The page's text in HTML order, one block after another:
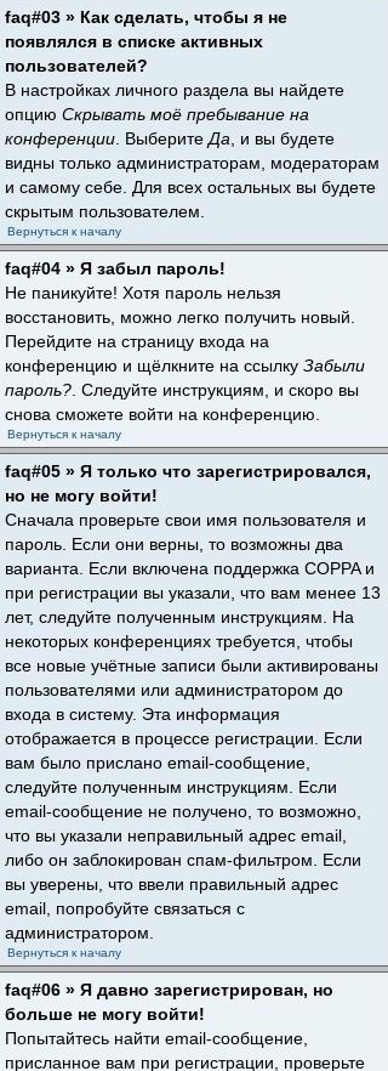
faq#03 » Как сделать, чтобы я не
появлялся в списке активных
пользователей?
В настройках личного раздела вы найдете
опцию Скрывать моё пребывание на
конференции . Выберите Да , и вы будете
видны только администраторам, модераторам
и самому себе. Для всех остальных вы будете
скрытым пользователем.
Вернуться к началу
faq#04 » Я забыл пароль!
Не паникуйте! Хотя пароль нельзя
восстановить, можно легко получить новый.
Перейдите на страницу входа на
конференцию и щёлкните на ссылку Забыли
пароль? . Следуйте инструкциям, и скоро вы
снова сможете войти на конференцию.
Вернуться к началу
faq#05 » Я только что зарегистрировался,
но не могу войти!
Сначала проверьте свои имя пользователя и
пароль. Если они верны, то возможны два
варианта. Если включена поддержка COPPA и
при регистрации вы указали, что вам менее 13
лет, следуйте полученным инструкциям. На
некоторых конференциях требуется, чтобы
все новые учётные записи были активированы
пользователями или администратором до
входа в систему. Эта информация
отображается в процессе регистрации. Если
вам было прислано email-сообщение,
следуйте полученным инструкциям. Если
email-сообщение не получено, то возможно,
что вы указали неправильный адрес email,
либо он заблокирован спам-фильтром. Если
вы уверены, что ввели правильный адрес
email, попробуйте связаться с
администратором.
Вернуться к началу
faq#06 » Я давно зарегистрирован, но
больше не могу войти!
Попытайтесь найти email-сообщение,
присланное вам при регистрации, проверьте